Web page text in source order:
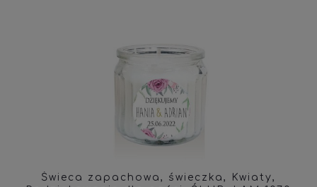
Świeca zapachowa, świeczka, Kwiaty,